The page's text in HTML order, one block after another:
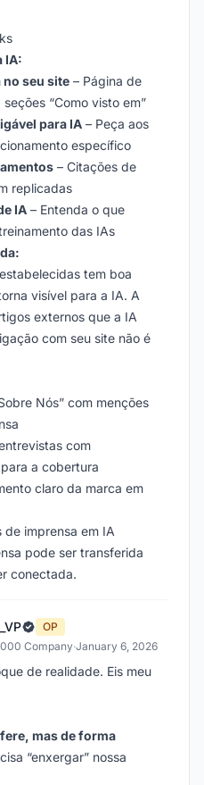
IA:
no seu site – Página de
“Como visto em”
para IA – Peça aos
específico
– Citações de
replicadas
IA – Entenda o que
das IAs
tem boa
visível para a IA. A
externos que a IA
com seu site não é
Nós” com menções
com
a cobertura
claro da marca em
de imprensa em IA
pode ser transferida
conectada.
OP
Company·January 6, 2026
de realidade. Eis meu
mas de forma
“enxergar” nossa